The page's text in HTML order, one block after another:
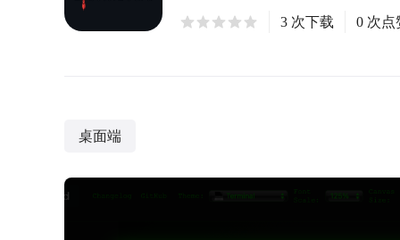
3 次下载 0 次点
桌面端